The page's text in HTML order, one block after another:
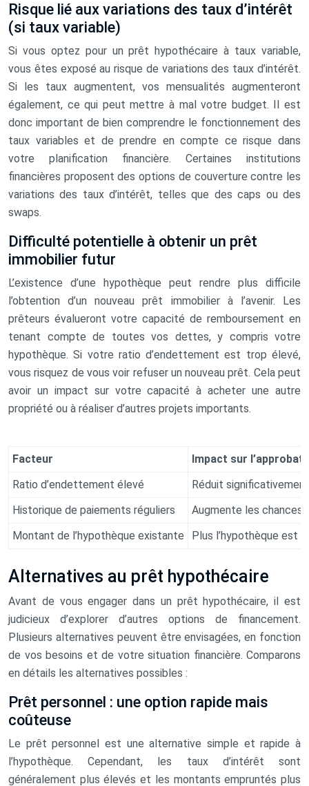
Risque lié aux variations des taux d’intérêt
(si taux variable)
Si vous optez pour un prêt hypothécaire à taux variable,
vous êtes exposé au risque de variations des taux d’intérêt.
Si les taux augmentent, vos mensualités augmenteront
également, ce qui peut mettre à mal votre budget. Il est
donc important de bien comprendre le fonctionnement des
taux variables et de prendre en compte ce risque dans
votre planification financière. Certaines institutions
financières proposent des options de couverture contre les
variations des taux d’intérêt, telles que des caps ou des
swaps.
Difficulté potentielle à obtenir un prêt
immobilier futur
L’existence d’une hypothèque peut rendre plus difficile
l’obtention d’un nouveau prêt immobilier à l’avenir. Les
prêteurs évalueront votre capacité de remboursement en
tenant compte de toutes vos dettes, y compris votre
hypothèque. Si votre ratio d’endettement est trop élevé,
vous risquez de vous voir refuser un nouveau prêt. Cela peut
avoir un impact sur votre capacité à acheter une autre
propriété ou à réaliser d’autres projets importants.
Facteur
Impact sur
Ratio d’endettement élevé
Réduit
Historique de paiements réguliers
Augmente les chances
Montant de l’hypothèque existante
Plus l’hypothèque est
Alternatives au prêt hypothécaire
Avant de vous engager dans un prêt hypothécaire, il est
judicieux d’explorer d’autres options de financement.
Plusieurs alternatives peuvent être envisagées, en fonction
de vos besoins et de votre situation financière. Comparons
en détails les alternatives possibles :
Prêt personnel : une option rapide mais
coûteuse
Le prêt personnel est une alternative simple et rapide à
l’hypothèque. Cependant, les taux d’intérêt sont
généralement plus élevés et les montants empruntés plus